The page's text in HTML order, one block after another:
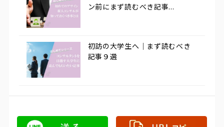
ン前にまず読むべき記事...
初訪の大学生へ｜まず読むべき
記事９選